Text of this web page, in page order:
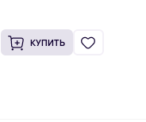
КУПИТЬ